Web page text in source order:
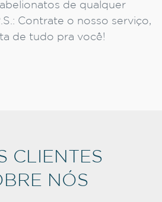
de qualquer
Contrate o nosso serviço,
de tudo pra você!
CLIENTES
NÓS